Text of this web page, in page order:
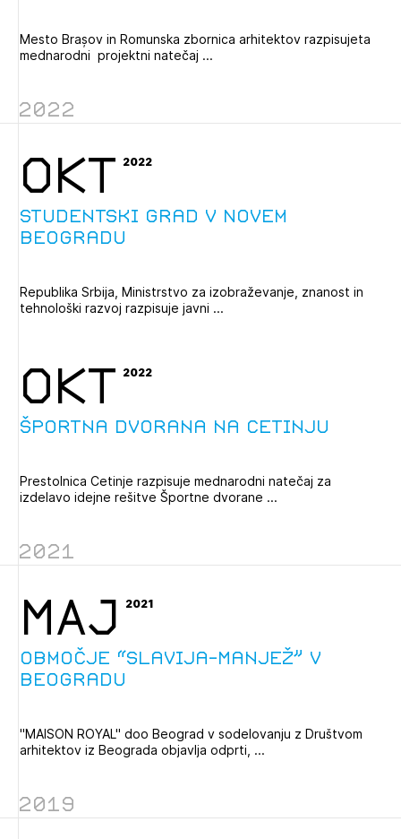
registriranim uporabnikom. Da lahko do nje
PRIJAVITE SE REGISTRIRAJTE SE
Mesto Brașov in Romunska zbornica arhitektov razpisujeta
mednarodni projektni natečaj ...
2022
OKT 2022
Studentski grad v Novem
Beogradu
Republika Srbija, Ministrstvo za izobraževanje, znanost in
tehnološki razvoj razpisuje javni ...
OKT 2022
Športna dvorana na Cetinju
Prestolnica Cetinje razpisuje mednarodni natečaj za
izdelavo idejne rešitve Športne dvorane ...
2021
MAJ 2021
Območje “Slavija-Manjež” v
Beogradu
"MAISON ROYAL" doo Beograd v sodelovanju z Društvom
arhitektov iz Beograda objavlja odprti, ...
2019